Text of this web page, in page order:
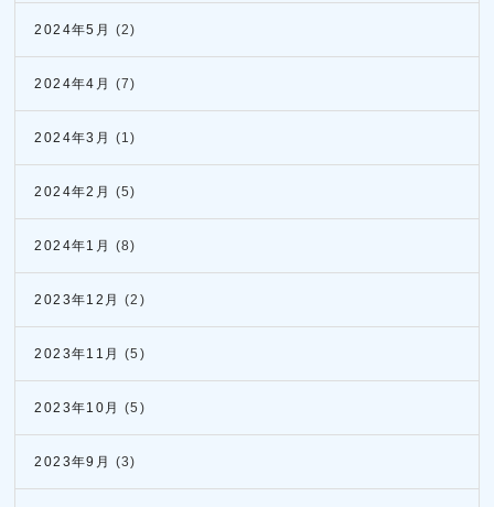
2024年5月 (2)
2024年4月 (7)
2024年3月 (1)
2024年2月 (5)
2024年1月 (8)
2023年12月 (2)
2023年11月 (5)
2023年10月 (5)
2023年9月 (3)